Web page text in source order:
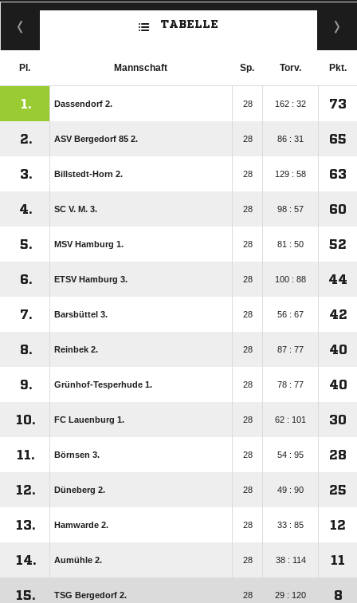
TABELLE
Pl. Mannschaft Sp. Torv. Pkt.
1. Dassendorf 2. 28 162 : 32 73
2. ASV Bergedorf 85 2. 28 86 : 31 65
3. Billstedt-Horn 2. 28 129 : 58 63
4. SC V. M. 3. 28 98 : 57 60
5. MSV Hamburg 1. 28 81 : 50 52
6. ETSV Hamburg 3. 28 100 : 88 44
7. Barsbüttel 3. 28 56 : 67 42
8. Reinbek 2. 28 87 : 77 40
9. Grünhof-Tesperhude 1. 28 78 : 77 40
10. FC Lauenburg 1. 28 62 : 101 30
11. Börnsen 3. 28 54 : 95 28
12. Düneberg 2. 28 49 : 90 25
13. Hamwarde 2. 28 33 : 85 12
14. Aumühle 2. 28 38 : 114 11
15. TSG Bergedorf 2. 28 29 : 120 8